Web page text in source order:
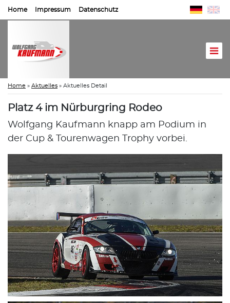
Home Impressum Datenschutz
Home » Aktuelles » Aktuelles Detail
Platz 4 im Nürburgring Rodeo
Wolfgang Kaufmann knapp am Podium in
der Cup & Tourenwagen Trophy vorbei.